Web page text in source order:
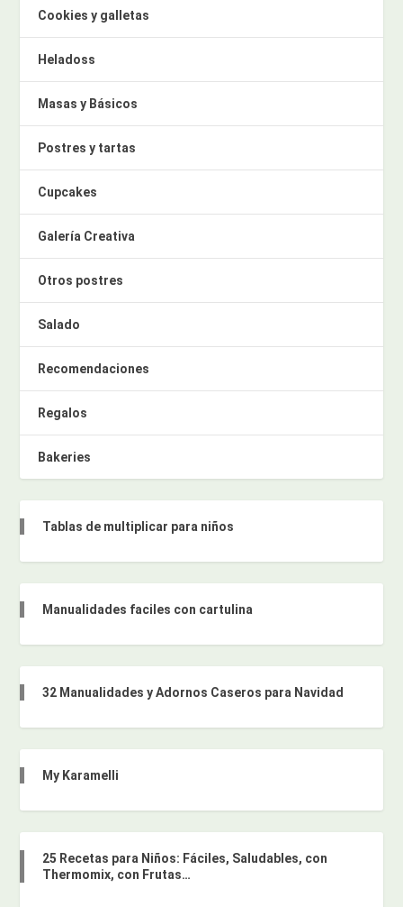
Cookies y galletas
Heladoss
Masas y Básicos
Postres y tartas
Cupcakes
Galería Creativa
Otros postres
Salado
Recomendaciones
Regalos
Bakeries
Tablas de multiplicar para niños
Manualidades faciles con cartulina
32 Manualidades y Adornos Caseros para Navidad
My Karamelli
25 Recetas para Niños: Fáciles, Saludables, con
Thermomix, con Frutas…